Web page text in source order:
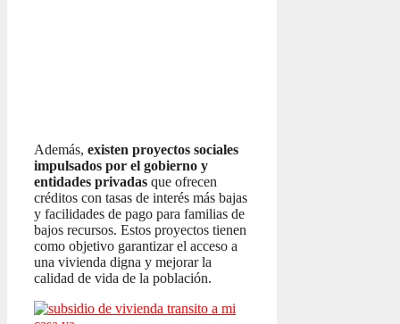
Además, existen proyectos sociales
impulsados por el gobierno y
entidades privadas que ofrecen
créditos con tasas de interés más bajas
y facilidades de pago para familias de
bajos recursos. Estos proyectos tienen
como objetivo garantizar el acceso a
una vivienda digna y mejorar la
calidad de vida de la población.